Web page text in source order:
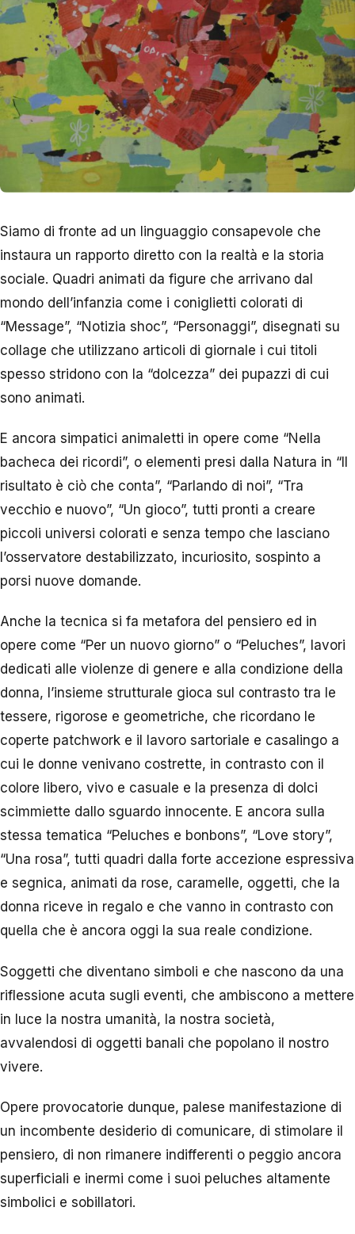
Siamo di fronte ad un linguaggio consapevole che
instaura un rapporto diretto con la realtà e la storia
sociale. Quadri animati da figure che arrivano dal
mondo dell’infanzia come i coniglietti colorati di
“Message”, “Notizia shoc”, “Personaggi”, disegnati su
collage che utilizzano articoli di giornale i cui titoli
spesso stridono con la “dolcezza” dei pupazzi di cui
sono animati.
E ancora simpatici animaletti in opere come “Nella
bacheca dei ricordi”, o elementi presi dalla Natura in “Il
risultato è ciò che conta”, “Parlando di noi”, “Tra
vecchio e nuovo”, “Un gioco”, tutti pronti a creare
piccoli universi colorati e senza tempo che lasciano
l’osservatore destabilizzato, incuriosito, sospinto a
porsi nuove domande.
Anche la tecnica si fa metafora del pensiero ed in
opere come “Per un nuovo giorno” o “Peluches”, lavori
dedicati alle violenze di genere e alla condizione della
donna, l’insieme strutturale gioca sul contrasto tra le
tessere, rigorose e geometriche, che ricordano le
coperte patchwork e il lavoro sartoriale e casalingo a
cui le donne venivano costrette, in contrasto con il
colore libero, vivo e casuale e la presenza di dolci
scimmiette dallo sguardo innocente. E ancora sulla
stessa tematica “Peluches e bonbons”, “Love story”,
“Una rosa”, tutti quadri dalla forte accezione espressiva
e segnica, animati da rose, caramelle, oggetti, che la
donna riceve in regalo e che vanno in contrasto con
quella che è ancora oggi la sua reale condizione.
Soggetti che diventano simboli e che nascono da una
riflessione acuta sugli eventi, che ambiscono a mettere
in luce la nostra umanità, la nostra società,
avvalendosi di oggetti banali che popolano il nostro
vivere.
Opere provocatorie dunque, palese manifestazione di
un incombente desiderio di comunicare, di stimolare il
pensiero, di non rimanere indifferenti o peggio ancora
superficiali e inermi come i suoi peluches altamente
simbolici e sobillatori.